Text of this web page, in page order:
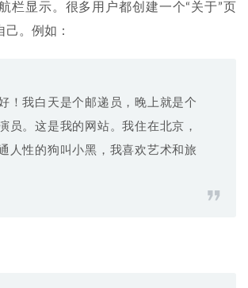
栏显示。很多用户都创建一个“关于”页
。例如：
！我白天是个邮递员，晚上就是个
员。这是我的网站。我住在北京，
人性的狗叫小黑，我喜欢艺术和旅